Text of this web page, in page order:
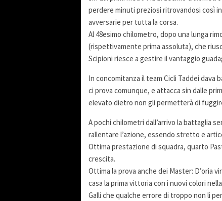
perdere minuti preziosi ritrovandosi così
avversarie per tutta la corsa.
Al 48esimo chilometro, dopo una lunga
(rispettivamente prima assoluta), che
Scipioni riesce a gestire il vantaggio
In concomitanza il team Cicli Taddei
ci prova comunque, e attacca sin dalle
elevato dietro non gli permetterà di
A pochi chilometri dall’arrivo la battaglia
rallentare l’azione, essendo stretto e
Ottima prestazione di squadra, quarto
crescita.
Ottima la prova anche dei Master: D’oria
casa la prima vittoria con i nuovi colori
Galli che qualche errore di troppo non li